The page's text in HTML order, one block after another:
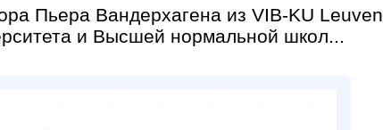
Пьера Вандерхагена из VIB-KU Leuven
и Высшей нормальной школ...